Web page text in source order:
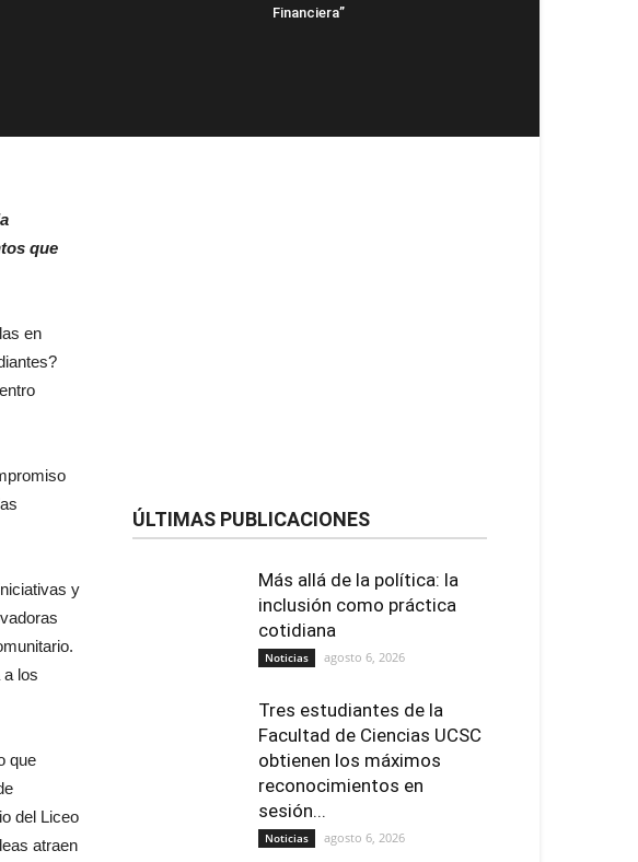
Financiera”
que
en
y
a los
que
del Liceo
atraen
ÚLTIMAS PUBLICACIONES
Más allá de la política: la
inclusión como práctica
cotidiana
Noticias agosto 6, 2026
Tres estudiantes de la
Facultad de Ciencias UCSC
obtienen los máximos
reconocimientos en
sesión...
Noticias agosto 6, 2026